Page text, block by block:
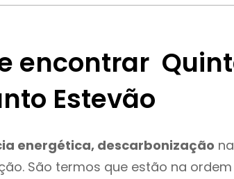
encontrar
Estevão
energética, descarbonização
São termos que estão na